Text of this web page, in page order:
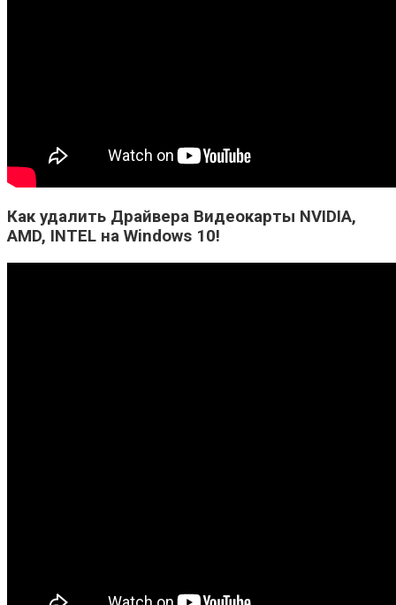
Как удалить Драйвера Видеокарты NVIDIA,
AMD, INTEL на Windows 10!